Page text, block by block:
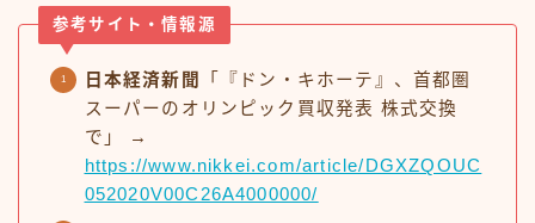
参考サイト・情報源
日本経済新聞
「『ドン・キホーテ』、首都圏
スーパーのオリンピック買収発表 株式交換
で」 →
https://www.nikkei.com/article/DGXZQOUC
052020V00C26A4000000/